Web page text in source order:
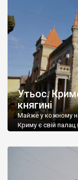
Утьос.
княгині
Майже у кожному
Криму є свій палац